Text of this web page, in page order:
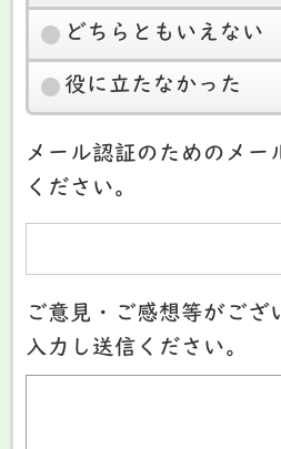
どちらともいえない
役に立たなかった
メール認証のためのメー
ください。
ご意見・ご感想等がござ
入力し送信ください。